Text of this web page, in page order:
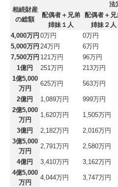
相続財産
の総額
法
配偶者＋兄弟
姉妹１人
配偶者＋兄
姉妹２人
4,000万円 0万円 0万円
5,000万円 24万円 6万円
7,500万円 121万円 96万円
1億円
251万円 213万円
1億5,000
万円
625万円 563万円
2億円 1,089万円 999万円
2億5,000
万円
1,620万円 1,505万円
3億円 2,182万円 2,016万円
3億5,000
万円
2,791万円 2,580万円
4億円 3,410万円 3,162万円
4億5,000
万円
4,044万円 3,747万円